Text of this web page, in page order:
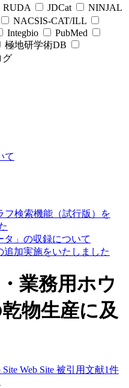
RUDA JDCat
NINJAL
NACSIS-CAT/ILL
Integbio
PubMed
極地研学術DB
グ
て
フ検索機能（試行版）を
タ」の収録について
追加実施をいたしました
業務用ホウ
物生産に及
Site Web Site 被引用文献1件